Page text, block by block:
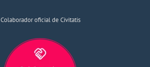
Colaborador oficial de Civitatis